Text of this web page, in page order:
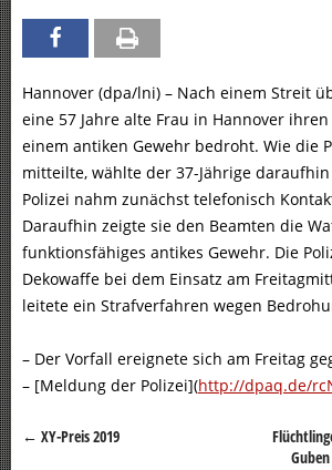
Hannover (dpa/lni) – Nach einem Streit
eine 57 Jahre alte Frau in Hannover
einem antiken Gewehr bedroht. Wie die
mitteilte, wählte der 37-Jährige
Polizei nahm zunächst telefonisch
Daraufhin zeigte sie den Beamten die
funktionsfähiges antikes Gewehr. Die
Dekowaffe bei dem Einsatz am
leitete ein Strafverfahren wegen
– Der Vorfall ereignete sich am Freitag
– [Meldung der Polizei](http://dpaq.de/
Beitragsnavigation
← XY-Preis 2019